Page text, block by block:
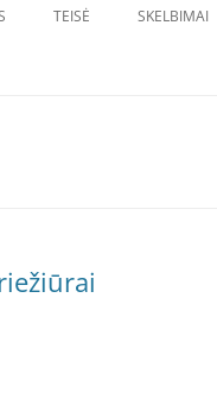
TEISĖ SKELBIMAI